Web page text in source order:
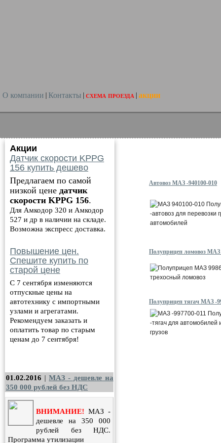
О компании Контакты схема проезда акции
Акции
Датчик скорости KPPG
156 купить дешево
Предлагаем по самой
низкой цене датчик
скорости KPPG 156.
Для Амкодор 320 и Амкодор
527 и др в наличии на складе.
Возможна экспресс доставка.
Повышение цен.
Спешите купить по
старой цене
С 7 сентября изменяются
отпускные цены на
автотехнику с импортными
узлами и агрегатами.
Рекомендуем заказать и
оплатить товар по старым
ценам до 7 сентября!
01.02.2016 | МАЗ - дешевле на
350 000 рублей без НДС
ВНИМАНИЕ! МАЗ -
дешевле на 350 000
рублей без НДС.
Программа утилизации
Автовоз МАЗ -940100-010
Полуприцеп ломовоз МАЗ
Полуприцеп тягач МАЗ -